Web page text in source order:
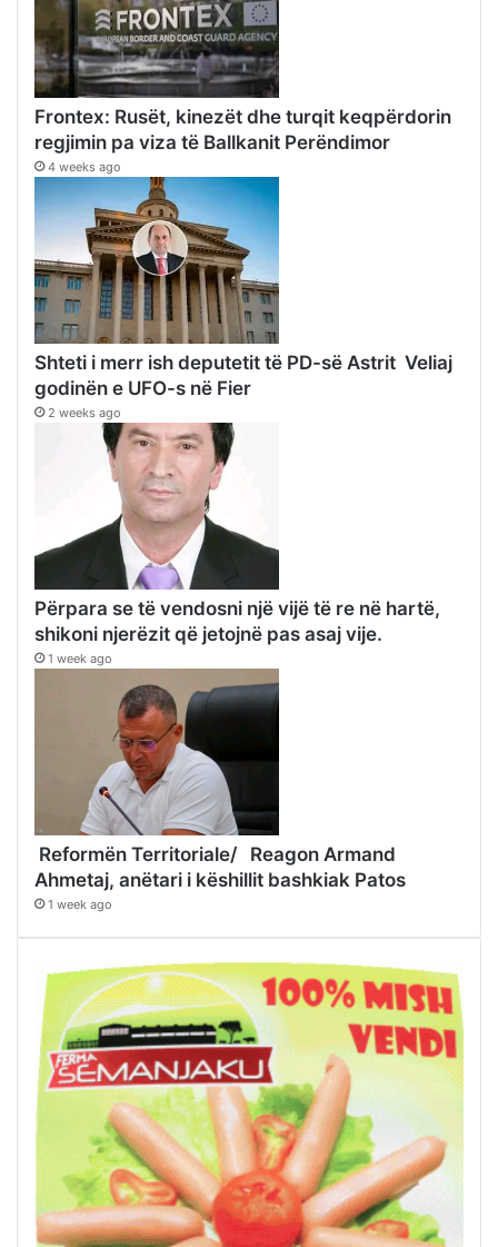
Frontex: Rusët, kinezët dhe turqit keqpërdorin
regjimin pa viza të Ballkanit Perëndimor
4 weeks ago
Shteti i merr ish deputetit të PD-së Astrit Veliaj
godinën e UFO-s në Fier
2 weeks ago
Përpara se të vendosni një vijë të re në hartë,
shikoni njerëzit që jetojnë pas asaj vije.
1 week ago
Reformën Territoriale/ Reagon Armand
Ahmetaj, anëtari i këshillit bashkiak Patos
1 week ago